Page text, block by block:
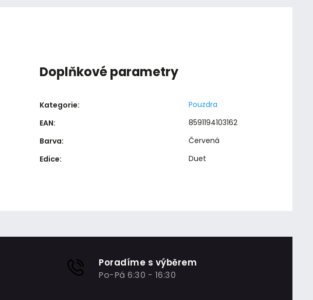
Doplňkové parametry
Kategorie:
Pouzdra
EAN:
8591194103162
Barva:
Červená
Edice: Duet
Poradíme s výběrem
Po-Pá 6:30 - 16:30